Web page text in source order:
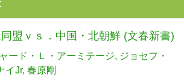
同盟ｖｓ．中国・北朝鮮 (文春新書)
ード・Ｌ・アーミテージ
ジョセフ・
イJr 春原剛